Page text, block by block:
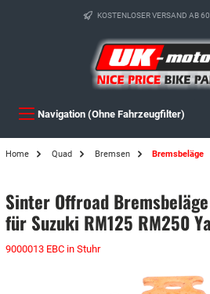
KOSTENLOSER VERSAND AB
Navigation (Ohne Fahrzeugfilter)
Home Quad Bremsen Bremsbeläge
Sinter Offroad
für Suzuki RM125 RM250
9000013 EBC in Stuhr